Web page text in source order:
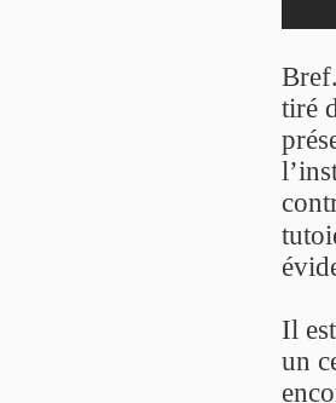
tiré
Il
un